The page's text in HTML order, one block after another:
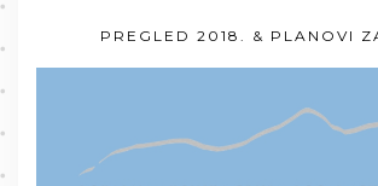
PREGLED 2018. & PLANOVI